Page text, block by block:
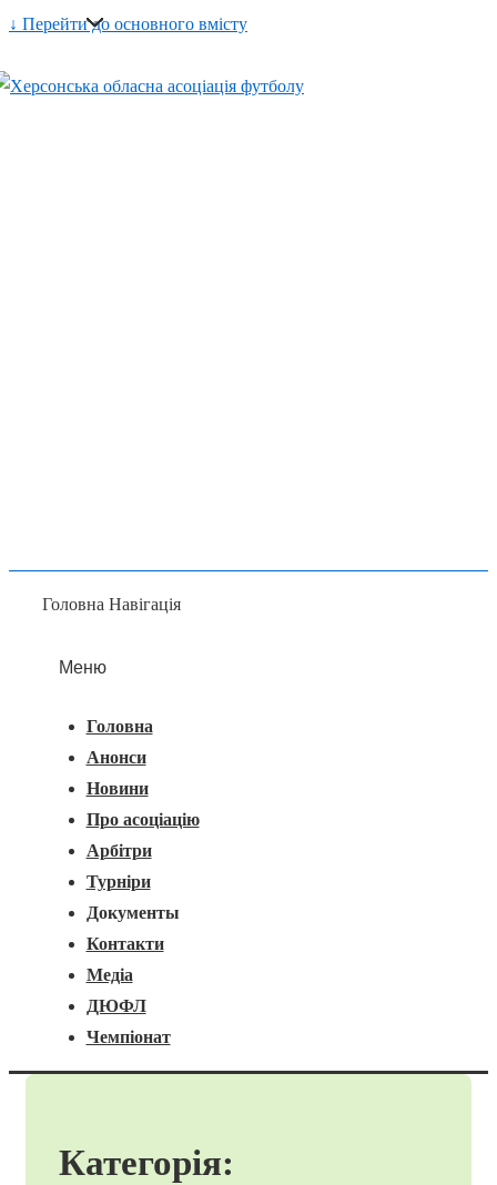
↓ Перейти до основного вмісту
Головна Навігація
Меню
Головна
Анонси
Новини
Про асоціацію
Арбітри
Турніри
Документы
Контакти
Медіа
ДЮФЛ
Чемпіонат
Категорія: